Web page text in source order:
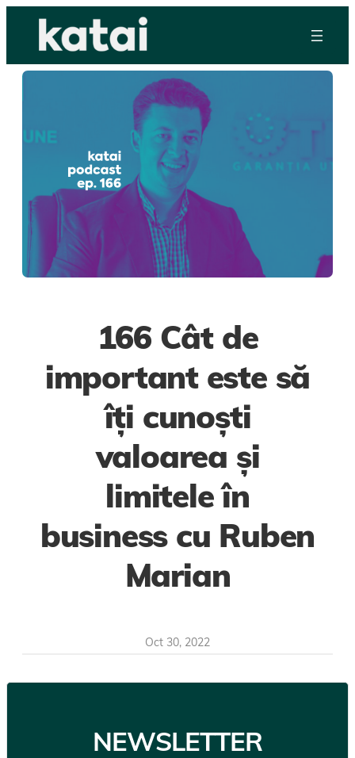
166 Cât de
important este să
îți cunoști
valoarea și
limitele în
business cu Ruben
Marian
Oct 30, 2022
NEWSLETTER